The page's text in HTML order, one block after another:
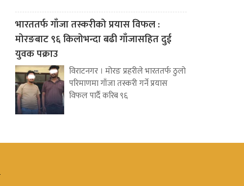
भारततर्फ गाँजा तस्करीको प्रयास विफल :
मोरङबाट ९६ किलोभन्दा बढी गाँजासहित दुई
युवक पक्राउ
विराटनगर । मोरङ प्रहरीले भारततर्फ ठुलो
परिमाणमा गाँजा तस्करी गर्ने प्रयास
विफल पार्दै करिब ९६